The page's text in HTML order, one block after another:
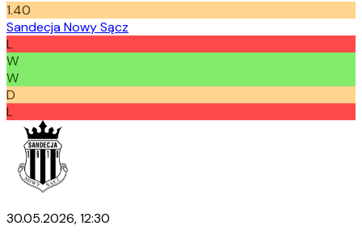
1.40
Sandecja Nowy Sącz
L
W
W
D
L
30.05.2026, 12:30